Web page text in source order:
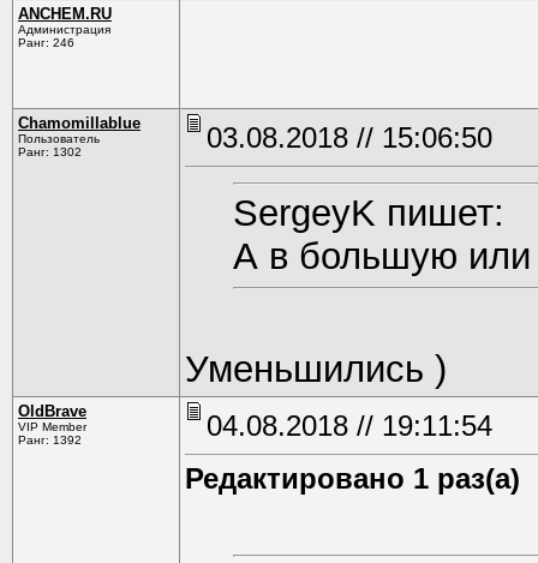
ANCHEM.RU
Администрация
Ранг: 246
Chamomillablue
Пользователь
Ранг: 1302
03.08.2018 // 15:06:50
SergeyK пишет:
А в большую
Уменьшились )
OldBrave
VIP Member
Ранг: 1392
04.08.2018 // 19:11:54
Редактировано 1 раз(а)